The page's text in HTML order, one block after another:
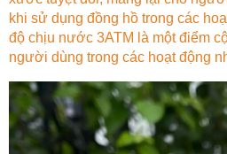
khi sử dụng đồng hồ trong các
độ chịu nước 3ATM là một điểm
người dùng trong các hoạt động